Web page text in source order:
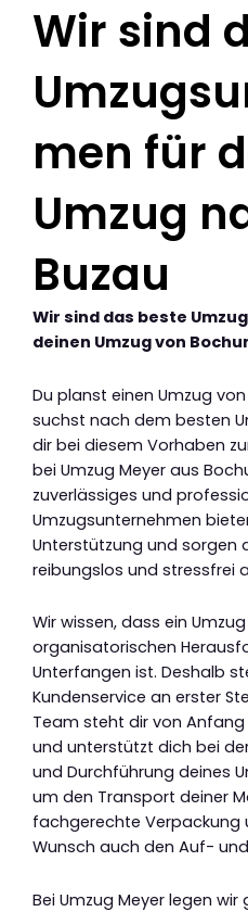
Wir sind
men für
Umzug
Buzau
Wir sind das beste
deinen Umzug von
Du planst einen Umzug
suchst nach dem besten
dir bei diesem Vorhaben
bei Umzug Meyer aus
zuverlässiges und
Umzugsunternehmen
Unterstützung und sorgen
reibungslos und stressfrei
Wir wissen, dass ein
organisatorischen
Unterfangen ist. Deshalb
Kundenservice an erster
Team steht dir von Anfang
und unterstützt dich bei
und Durchführung deines
um den Transport deiner
fachgerechte Verpackung
Wunsch auch den Auf-
Bei Umzug Meyer legen